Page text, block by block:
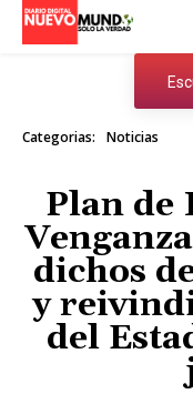
Categorias: Noticias
Plan de
dichos
y
del